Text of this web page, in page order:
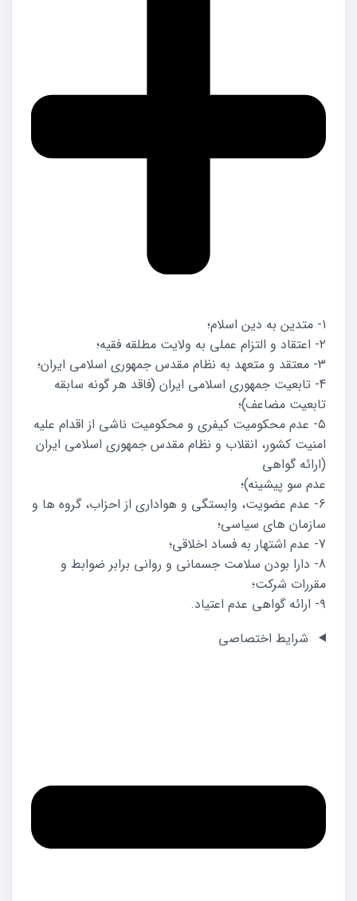
۱- متدین به دین اسلام؛
۲- اعتقاد و التزام عملی به ولایت مطلقه فقیه؛
۳- معتقد و متعهد به نظام مقدس جمهوری اسلامی ایران؛
4- تابعیت جمهوری اسلامی ایران (فاقد هر گونه سابقه
تابعیت مضاعف)؛
۵- عدم محکومیت کیفری و محکومیت ناشی از اقدام علیه
امنیت کشور، انقلاب و نظام مقدس جمهوری اسلامی ایران
(ارائه گواهی
عدم سو پیشینه)؛
6- عدم عضویت، وابستگی و هواداری از احزاب، گروه ها و
سازمان های سیاسی؛
7- عدم اشتهار به فساد اخلاقی؛
8- دارا بودن سلامت جسمانی و روانی برابر ضوابط و
مقررات شرکت؛
۹- ارائه گواهی عدم اعتیاد.
شرایط اختصاصی